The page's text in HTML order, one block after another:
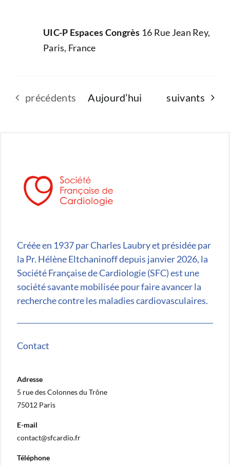
UIC-P Espaces Congrès 16 Rue Jean Rey,
Paris, France
Évènements
précédents Aujourd’hui Évènements
suivants
Créée en 1937 par Charles Laubry et présidée par
la Pr. Hélène Eltchaninoff depuis janvier 2026, la
Société Française de Cardiologie (SFC) est une
société savante mobilisée pour faire avancer la
recherche contre les maladies cardiovasculaires.
Contact
Adresse
5 rue des Colonnes du Trône
75012 Paris
E-mail
contact@sfcardio.fr
Téléphone